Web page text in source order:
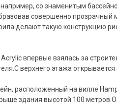
со знаменитым
совершенно
делают такую ​​конструкцию
впервые взялась за
верхнего этажа
расположенный на вилле
здания высотой 100